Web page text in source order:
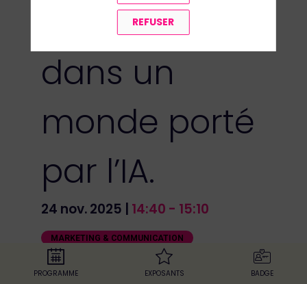
des produits
dans un
monde porté
par l’IA.
24 nov. 2025 | 14:40 - 15:10
MARKETING & COMMUNICATION
E-COMMERCE & OMNICANAL
PROGRAMME EXPOSANTS BADGE
REFUSER